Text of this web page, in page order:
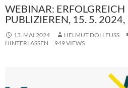
WEBINAR: ERFOLGREICH
PUBLIZIEREN, 15. 5.
13. MAI 2024 HELMUT DOLLFUSS
HINTERLASSEN
949 VIEWS